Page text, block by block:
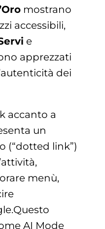
mostrano
accessibili,
e
apprezzati
dei
accanto a
un
(“dotted link”)
menù,
AI Mode